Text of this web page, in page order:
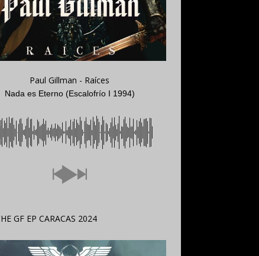
Paul Gillman - Raíces
Nada es Eterno (Escalofrío I 1994)